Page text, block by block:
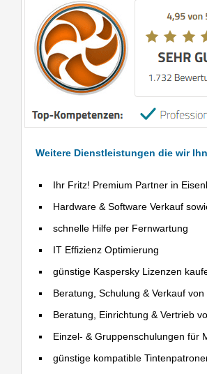
Weitere Dienstleistungen die wir
Ihr Fritz! Premium Partner in
Hardware & Software Verkauf
schnelle Hilfe per Fernwartung
IT Effizienz Optimierung
günstige Kaspersky Lizenzen
Beratung, Schulung & Verkauf
Beratung, Einrichtung & Vertrieb
Einzel- & Gruppenschulungen für
günstige kompatible